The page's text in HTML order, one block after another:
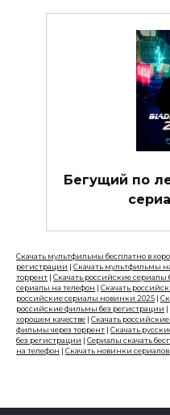
Бегущий по
Скачать мультфильмы бесплатно в
регистрации | Скачать мультфильмы
торрент | Скачать российские сериалы
сериалы на телефон | Скачать
российские сериалы новинки 2025 |
российские фильмы без регистрации |
хорошем качестве | Скачать
фильмы через торрент | Скачать
без регистрации | Сериалы скачать
на телефон | Скачать новинки сериалов